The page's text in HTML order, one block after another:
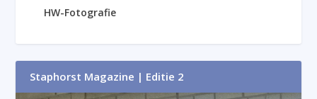
HW-Fotografie
Staphorst Magazine | Editie 2